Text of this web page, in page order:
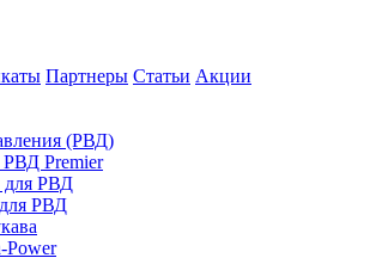
Партнеры Статьи Акции
(РВД)
РВД Premier
для РВД
РВД
Power